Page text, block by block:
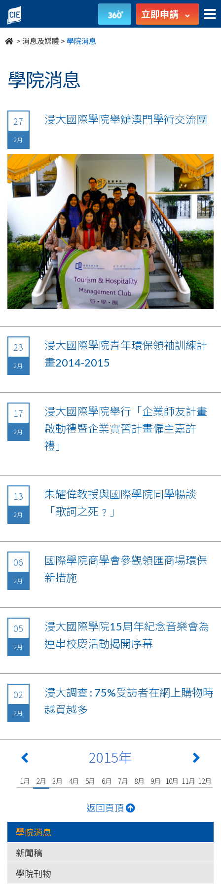
undefined 立即申請
>消息及媒體 >學院消息
學院消息
27
2月
浸大國際學院舉辦澳門學術交流團
23
2月
浸大國際學院青年環保領袖訓練計
畫2014-2015
17
2月
浸大國際學院舉行「企業師友計畫
啟動禮暨企業實習計畫僱主嘉許
禮」
13
2月
朱耀偉教授與國際學院同學暢談
「歌詞之死﹖」
06
2月
國際學院商學會參觀領匯商場環保
新措施
05
2月
浸大國際學院15周年紀念音樂會為
連串校慶活動揭開序幕
02
2月
浸大調查 : 75%受訪者在網上購物時
越買越多
2015年
1月 2月 3月 4月 5月 6月 7月 8月 9月 10月 11月 12月
返回頁頂
學院消息
新聞稿
學院刊物